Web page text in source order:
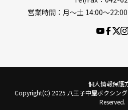
営業時間：月〜土 14:00〜
個人情報保護
Copyright(C) 2025 八王子中屋ボクシン
Reserved.